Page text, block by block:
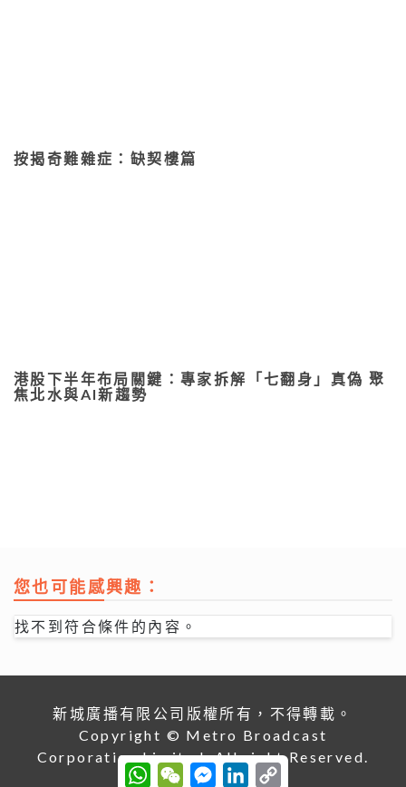
按揭奇難雜症：缺契樓篇
港股下半年布局關鍵：專家拆解「七翻身」真偽 聚
焦北水與AI新趨勢
您也可能感興趣：
找不到符合條件的內容。
新城廣播有限公司版權所有，不得轉載。
Copyright © Metro Broadcast
Corporation Limited. All right Reserved.
W
W
M
L